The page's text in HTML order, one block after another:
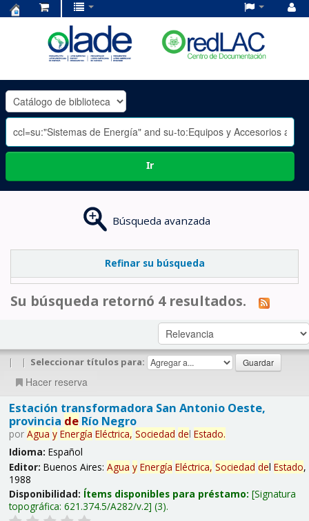
OLADE
-
Ir
Búsqueda avanzada
Refinar su búsqueda
Su búsqueda retornó 4 resultados.
| | Seleccionar títulos para:
Hacer reserva
Estación transformadora San Antonio Oeste,
provincia deRío Negro
por Agua y Energía Eléctrica, Sociedad del Estado.
Idioma: Español
Editor: Buenos Aires: Agua y Energía Eléctrica, Sociedad del Estado,
1988
Disponibilidad: Ítems disponibles para préstamo: Signatura
topográfica: 621.374.5/A282/v.2 (3).